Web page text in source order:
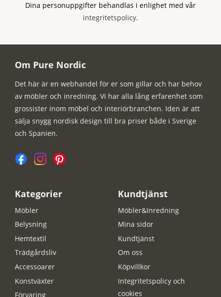
Dina personuppgifter behandlas i enlighet med vår
integritetspolicy.
Om Pure Nordic
Det här är en webhandel för er som gillar och har behov
av möbler och inredning. Vi har alla lång erfarenhet som
grossister inom möbel och interiörbranchen. Iden är att
sälja snygg nordisk design till bra priser både i Sverige
och Spanien.
Kategorier
Möbler
Belysning
Hemtextil
Trädgårdsliv
Accessoarer
Konstväxter
Förvaring
Kundtjänst
Möbler&Inredning
Mina sidor
Kundtjänst
Om oss
Köpvillkor
Integritetspolicy och
cookies